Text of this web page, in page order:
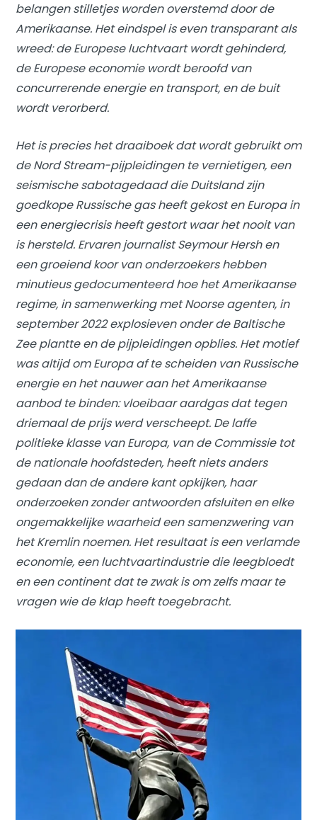
belangen stilletjes worden overstemd door de
Amerikaanse. Het eindspel is even transparant als
wreed: de Europese luchtvaart wordt gehinderd,
de Europese economie wordt beroofd van
concurrerende energie en transport, en de buit
wordt verorberd.
Het is precies het draaiboek dat wordt gebruikt om
de Nord Stream-pijpleidingen te vernietigen, een
seismische sabotagedaad die Duitsland zijn
goedkope Russische gas heeft gekost en Europa in
een energiecrisis heeft gestort waar het nooit van
is hersteld. Ervaren journalist Seymour Hersh en
een groeiend koor van onderzoekers hebben
minutieus gedocumenteerd hoe het Amerikaanse
regime, in samenwerking met Noorse agenten, in
september 2022 explosieven onder de Baltische
Zee plantte en de pijpleidingen opblies. Het motief
was altijd om Europa af te scheiden van Russische
energie en het nauwer aan het Amerikaanse
aanbod te binden: vloeibaar aardgas dat tegen
driemaal de prijs werd verscheept. De laffe
politieke klasse van Europa, van de Commissie tot
de nationale hoofdsteden, heeft niets anders
gedaan dan de andere kant opkijken, haar
onderzoeken zonder antwoorden afsluiten en elke
ongemakkelijke waarheid een samenzwering van
het Kremlin noemen. Het resultaat is een verlamde
economie, een luchtvaartindustrie die leegbloedt
en een continent dat te zwak is om zelfs maar te
vragen wie de klap heeft toegebracht.